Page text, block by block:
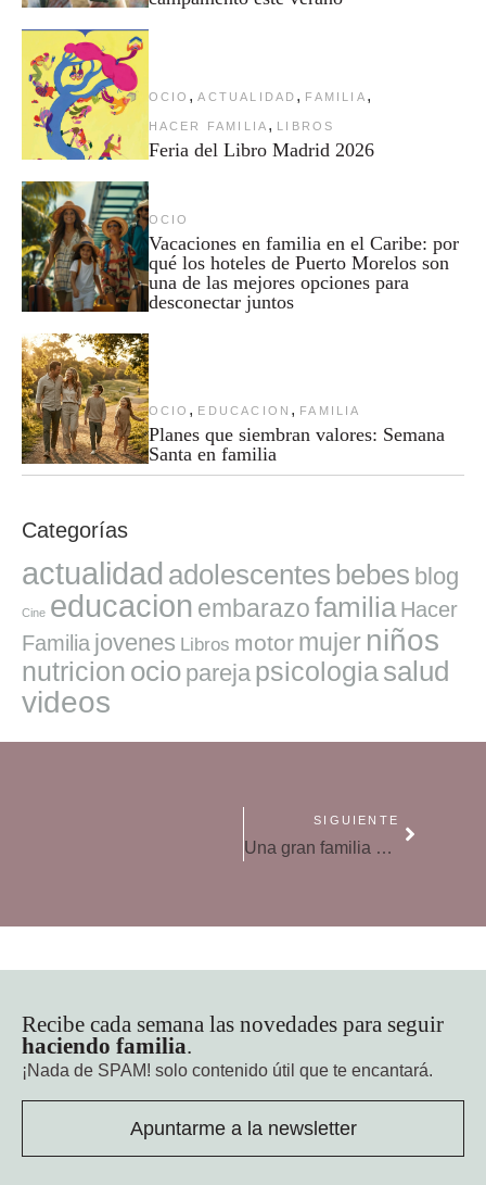
OCIO , ACTUALIDAD , FAMILIA ,
HACER FAMILIA , LIBROS
Feria del Libro Madrid 2026
OCIO
Vacaciones en familia en el Caribe: por
qué los hoteles de Puerto Morelos son
una de las mejores opciones para
desconectar juntos
OCIO , EDUCACION , FAMILIA
Planes que siembran valores: Semana
Santa en familia
Categorías
actualidad adolescentes bebes blog
Cine educacion embarazofamilia Hacer
Familia jovenes Libros motor mujer niños
nutricion ocio pareja psicologiasalud
videos
SIGUIENTE
Una gran familia de dinosaurios visitará el Zoo Aquarium con motivo de los campamentos del zoológico en Semana Santa
Recibe cada semana las novedades para seguir
haciendo familia.
¡Nada de SPAM! solo contenido útil que te encantará.
Apuntarme a la newsletter